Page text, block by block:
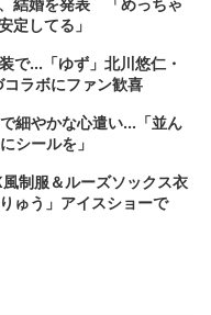
結婚を発表 「めっちゃ
定してる」
で...「ゆず」北川悠仁・
ラボにファン歓喜
細やかな心遣い...「並ん
シールを」
制服＆ルーズソックス衣
ゅう」アイスショーで